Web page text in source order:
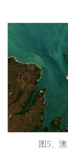
图5、